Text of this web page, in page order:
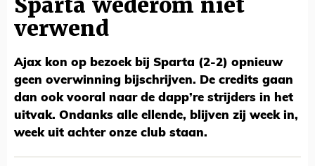
verwend
Ajax kon op bezoek bij Sparta (2-2) opnieuw
geen overwinning bijschrijven. De credits gaan
dan ook vooral naar de dapp’re strijders in het
uitvak. Ondanks alle ellende, blijven zij week in,
week uit achter onze club staan.